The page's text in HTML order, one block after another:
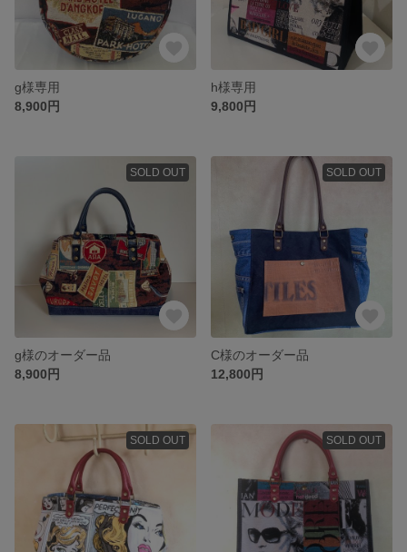
g様専用
8,900円
h様専用
9,800円
SOLD OUT
g様のオーダー品
8,900円
SOLD OUT
C様のオーダー品
12,800円
SOLD OUT SOLD OUT